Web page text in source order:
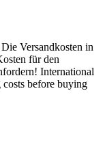
Die Versandkosten in
für den
International
before buying